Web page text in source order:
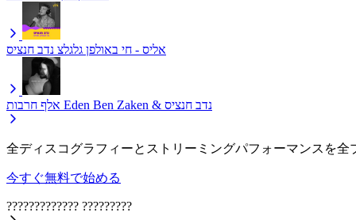
אליס - חי באולפן גלגלצ נדב חנציס
אלף חרבות Eden Ben Zaken & נדב חנציס
全ディスコグラフィーとストリーミングパフォーマンスを全
今すぐ無料で始める
????????????? ?????????